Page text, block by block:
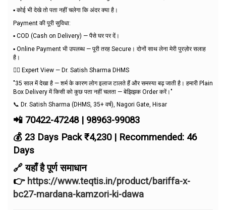
▪️ कोई भी देखे तो पता नहीं चलेगा कि अंदर क्या है।
Payment की पूरी सुविधा:
▪️ COD (Cash on Delivery) — पैसे घर पर दें।
▪️ Online Payment भी उपलब्ध — पूरी तरह Secure। दोनों साथ लेना मेरी पुरज़ोर सलाह
है।
👨‍⚕️ Expert View — Dr. Satish Sharma DHMS
"35 साल में देखा है — शर्म के कारण लोग इलाज टालते हैं और समस्या बढ़ जाती है। हमारी Plain
Box Delivery में किसी को कुछ पता नहीं चलता — बेझिझक Order करें।"
📞 Dr. Satish Sharma (DHMS, 35+ वर्ष), Nagori Gate, Hisar
📲 70422-47248 | 98963-99083
💰 23 Days Pack ₹4,230 | Recommended: 46
Days
🔗 यहाँ है पूर्ण समाधान
👉 https://www.teqtis.in/product/bariffa-x-
bc27-mardana-kamzori-ki-dawa